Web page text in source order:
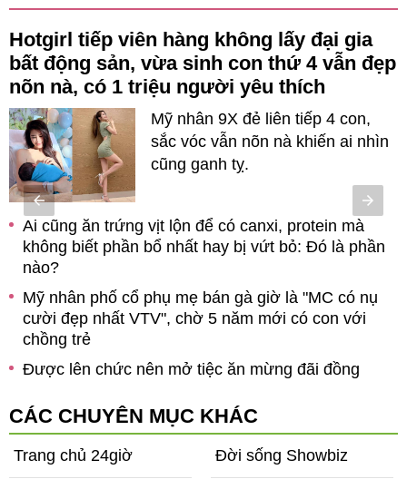
Hotgirl tiếp viên hàng không lấy đại gia
bất động sản, vừa sinh con thứ 4 vẫn đẹp
nõn nà, có 1 triệu người yêu thích
Mỹ nhân 9X đẻ liên tiếp 4 con,
sắc vóc vẫn nõn nà khiến ai nhìn
cũng ganh tỵ.
Ai cũng ăn trứng vịt lộn để có canxi, protein mà
không biết phần bổ nhất hay bị vứt bỏ: Đó là phần
nào?
Mỹ nhân phố cổ phụ mẹ bán gà giờ là "MC có nụ
cười đẹp nhất VTV", chờ 5 năm mới có con với
chồng trẻ
Được lên chức nên mở tiệc ăn mừng đãi đồng
bên cạnh
CÁC CHUYÊN MỤC KHÁC
Trang chủ 24giờ Đời sống Showbiz